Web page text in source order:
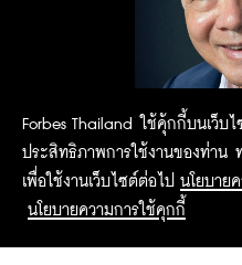
Forbes Thailand ใช้คุ้กกี้บนเว็บไ
ประสิทธิภาพการใช้งานของท่าน
เพื่อใช้งานเว็บไซต์ต่อไป นโยบาย
นโยบายความการใช้คุกกี้
2015